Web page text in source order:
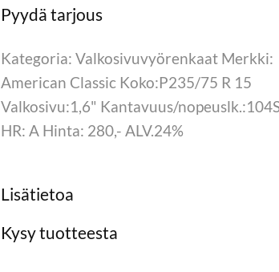
Kategoria: Valkosivuvyörenkaat Merkki:
American Classic Koko:P235/75 R 15
Valkosivu:1,6" Kantavuus/
HR: A Hinta: 280,- ALV.24%
Lisätietoa
Kysy tuotteesta